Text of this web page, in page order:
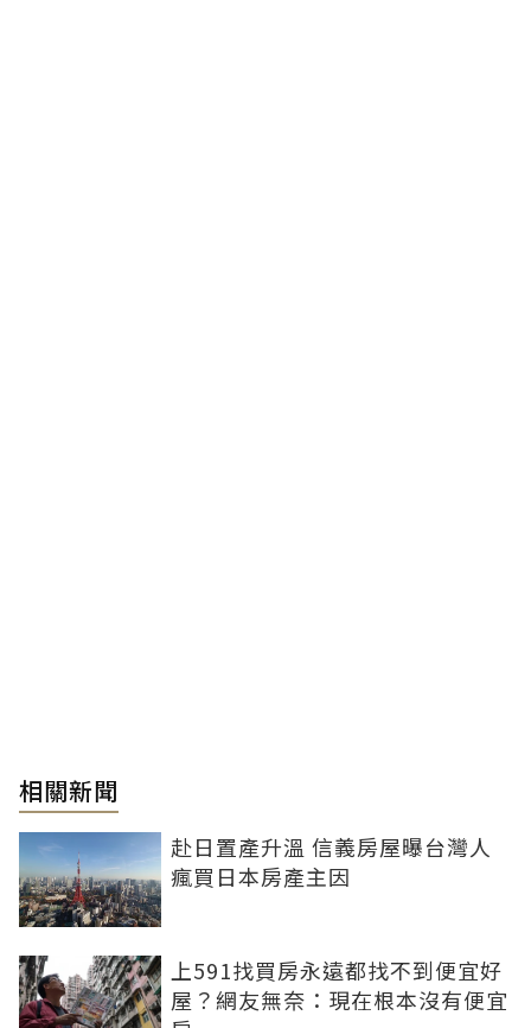
相關新聞
赴日置產升溫 信義房屋曝台灣人
瘋買日本房產主因
上591找買房永遠都找不到便宜好
屋？網友無奈：現在根本沒有便宜